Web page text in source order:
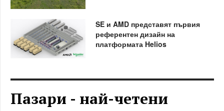
SE и AMD представят първия
референтен дизайн на
платформата Helios
Пазари - най-четени